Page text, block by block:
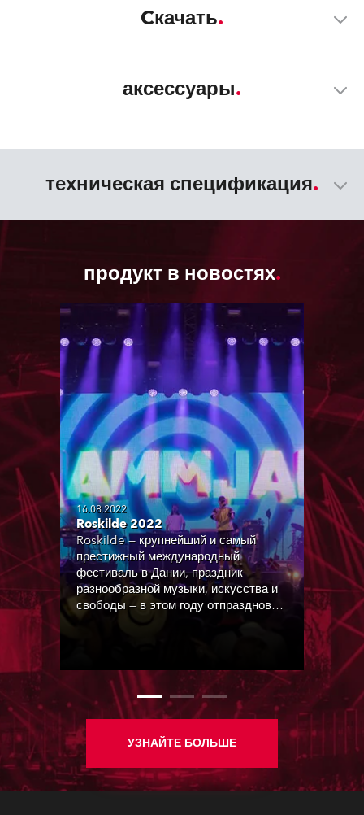
Cкачать
аксессуары
техническая спецификация
продукт в новостях
16.08.2022
Roskilde 2022
Roskilde — крупнейший и самый
престижный международный
фестиваль в Дании, праздник
разнообразной музыки, искусства и
свободы — в этом году отпраздновал
пятидесятилетие с прекрасными
сыграли главную роль на знаменитой
Orange Stage и большой Arena
Stage.
УЗНАЙТЕ БОЛЬШЕ